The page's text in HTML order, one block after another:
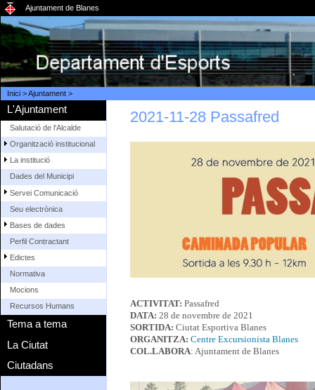
Ajuntament de Blanes
Inici>Ajuntament>
L'Ajuntament
Salutació de l'Alcalde
Organització institucional
La institució
Dades del Municipi
Servei Comunicació
Seu electrònica
Bases de dades
Perfil Contractant
Edictes
Normativa
Mocions
Recursos Humans
Tema a tema
La Ciutat
Ciutadans
2021-11-28 Passafred
ACTIVITAT: Passafred
DATA: 28 de novembre de 2021
SORTIDA: Ciutat Esportiva Blanes
ORGANITZA: Centre Excursionista Blanes
COL.LABORA: Ajuntament de Blanes